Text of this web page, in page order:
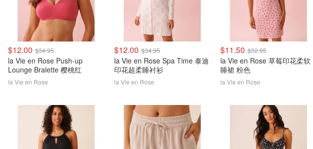
$12.00 $34.95
la Vie en Rose Push-up
Lounge Bralette 樱桃红
la Vie en Rose
$12.00 $34.95
la Vie en Rose Spa Time 泰迪
印花超柔睡衬衫
la Vie en Rose
$11.50 $32.95
la Vie en Rose 草莓印花柔软
睡裙 粉色
la Vie en Rose